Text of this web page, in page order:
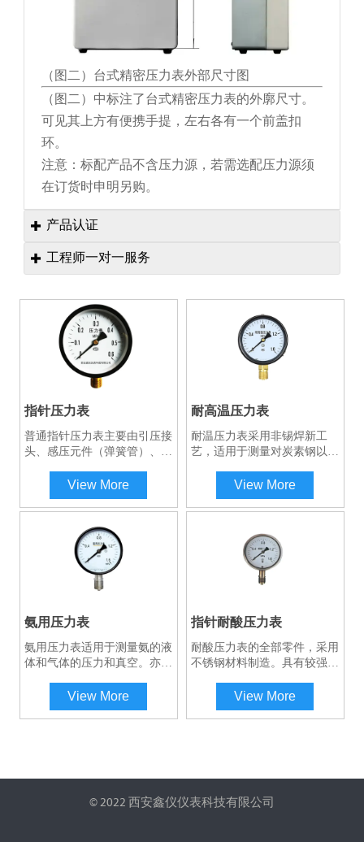
（图二）台式精密压力表外部尺寸图
（图二）中标注了台式精密压力表的外廓尺寸。
可见其上方有便携手提，左右各有一个前盖扣
环。
注意：标配产品不含压力源，若需选配压力源须
在订货时申明另购。
 产品认证
 工程师一对一服务
扫码咨询工程师一对一服务
指针压力表
普通指针压力表主要由引压接
头、感压元件（弹簧管）、传
成。压力介质由引压接头传递
到弹簧管内部，弹簧管受力后
产生形变，联动机芯部件的中
的扇形齿轮，指针跟着齿轮旋
转从而将不同压力指示到表盘
View More
耐高温压力表
耐温压力表采用非锡焊新工
艺，适用于测量对炭素钢以及
的压力，测量的介质
≤160℃。 耐高温压力表在耐
温压力表的基础上加装不锈钢
测量的介质温度可达
≤850℃。主要测量高温高压
的蒸汽压力，适用于石油开采
质的压力。主要用于造纸化纤
View More
氨用压力表
氨用压力表适用于测量氨的液
体和气体的压力和真空。亦可
锡铅类焊料等无腐蚀作用的介
质的压力和真空。为专用型仪
量氨的液体、气体或其混合物
View More
指针耐酸压力表
耐酸压力表的全部零件，采用
不锈钢材料制造。具有较强的
性较强的压力和在恶劣的外部
环境中使用。广泛应用于石
View More
© 2022 西安鑫仪仪表科技有限公司